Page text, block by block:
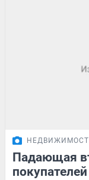
Падающая
покупателей